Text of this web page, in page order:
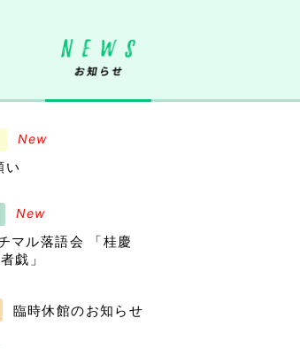
New
い
New
マル落語会 「桂慶
戯」
臨時休館のお知らせ